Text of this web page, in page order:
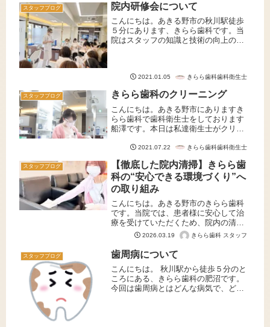
スタッフブログ 院内研修会について
こんにちは。あきる野市の秋川駅徒歩
５分にあります、きらら歯科です。当
院はスタッフの知識と技術の向上の
ります。３月 株式会社トクヤマデン
タル...
2021.01.05 きらら歯科歯科衛生士
スタッフブログ きらら歯科のクリーニング
こんにちは。あきる野市にありますき
らら歯科で歯科衛生士をしております
船澤です。本日は私達衛生士がクリー
をご紹介します。痛みの少ないクリー
る・・・キンキンして痛い・・・など
悪い...
2021.07.22 きらら歯科歯科衛生士
スタッフブログ
【徹底した院内清掃】きらら歯
科の“安心できる環境づくり”へ
の取り組み
こんにちは。あきる野市のきらら歯科
です。当院では、患者様に安心して治
療を受けていただくため、院内の清
掃・衛生管理を非常に重要な取り組み
と考えています。本日はそんなきらら
歯科での清掃・院内環境整備について
お話しさせていただきたいと思いま
す。定...
2026.03.19 きらら歯科 スタッフ
スタッフブログ 歯周病について
こんにちは。 秋川駅から徒歩５分のと
ころにある、きらら歯科の肥沼です。
今回は歯周病とはどんな病気で、どう